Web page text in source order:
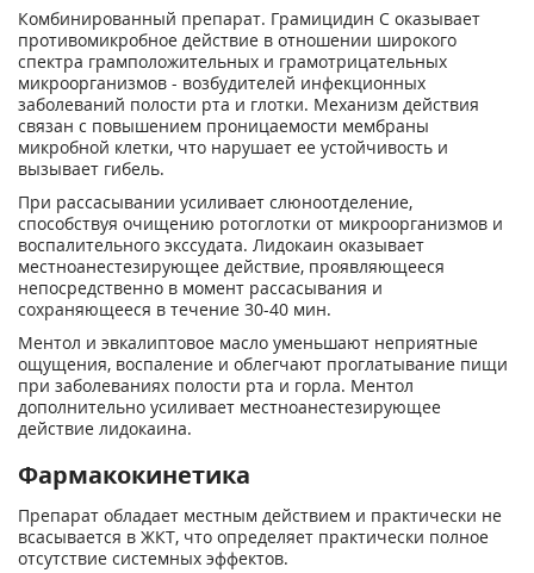
Комбинированный препарат. Грамицидин С оказывает
противомикробное действие в отношении широкого
спектра грамположительных и грамотрицательных
микроорганизмов - возбудителей инфекционных
заболеваний полости рта и глотки. Механизм действия
связан с повышением проницаемости мембраны
микробной клетки, что нарушает ее устойчивость и
вызывает гибель.
При рассасывании усиливает слюноотделение,
способствуя очищению ротоглотки от микроорганизмов и
воспалительного экссудата. Лидокаин оказывает
местноанестезирующее действие, проявляющееся
непосредственно в момент рассасывания и
сохраняющееся в течение 30-40 мин.
Ментол и эвкалиптовое масло уменьшают неприятные
ощущения, воспаление и облегчают проглатывание пищи
при заболеваниях полости рта и горла. Ментол
дополнительно усиливает местноанестезирующее
действие лидокаина.
Фармакокинетика
Препарат обладает местным действием и практически не
всасывается в ЖКТ, что определяет практически полное
отсутствие системных эффектов.